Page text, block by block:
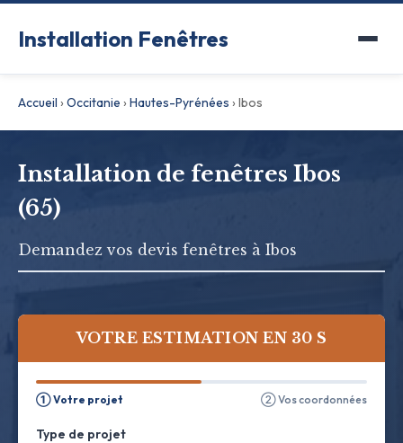
Installation Fenêtres
Accueil ›Occitanie ›Hautes-Pyrénées ›Ibos
Installation de fenêtres Ibos
(65)
Demandez vos devis fenêtres à Ibos
VOTRE ESTIMATION EN 30 S
① Votre projet ② Vos coordonnées
Type de projet